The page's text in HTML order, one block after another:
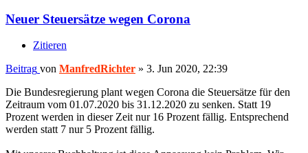
Neuer Steuersätze wegen Corona
Zitieren
Beitrag von ManfredRichter » 3. Jun 2020, 22:39
Die Bundesregierung plant wegen Corona die Steuersätze für den
Zeitraum vom 01.07.2020 bis 31.12.2020 zu senken. Statt 19
Prozent werden in dieser Zeit nur 16 Prozent fällig. Entsprechend
werden statt 7 nur 5 Prozent fällig.